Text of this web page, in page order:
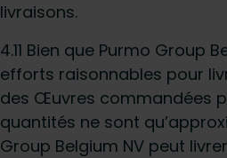
livraisons.
4.11 Bien que Purmo Group
efforts raisonnables pour
des Œuvres commandées
quantités ne sont
Group Belgium NV peut